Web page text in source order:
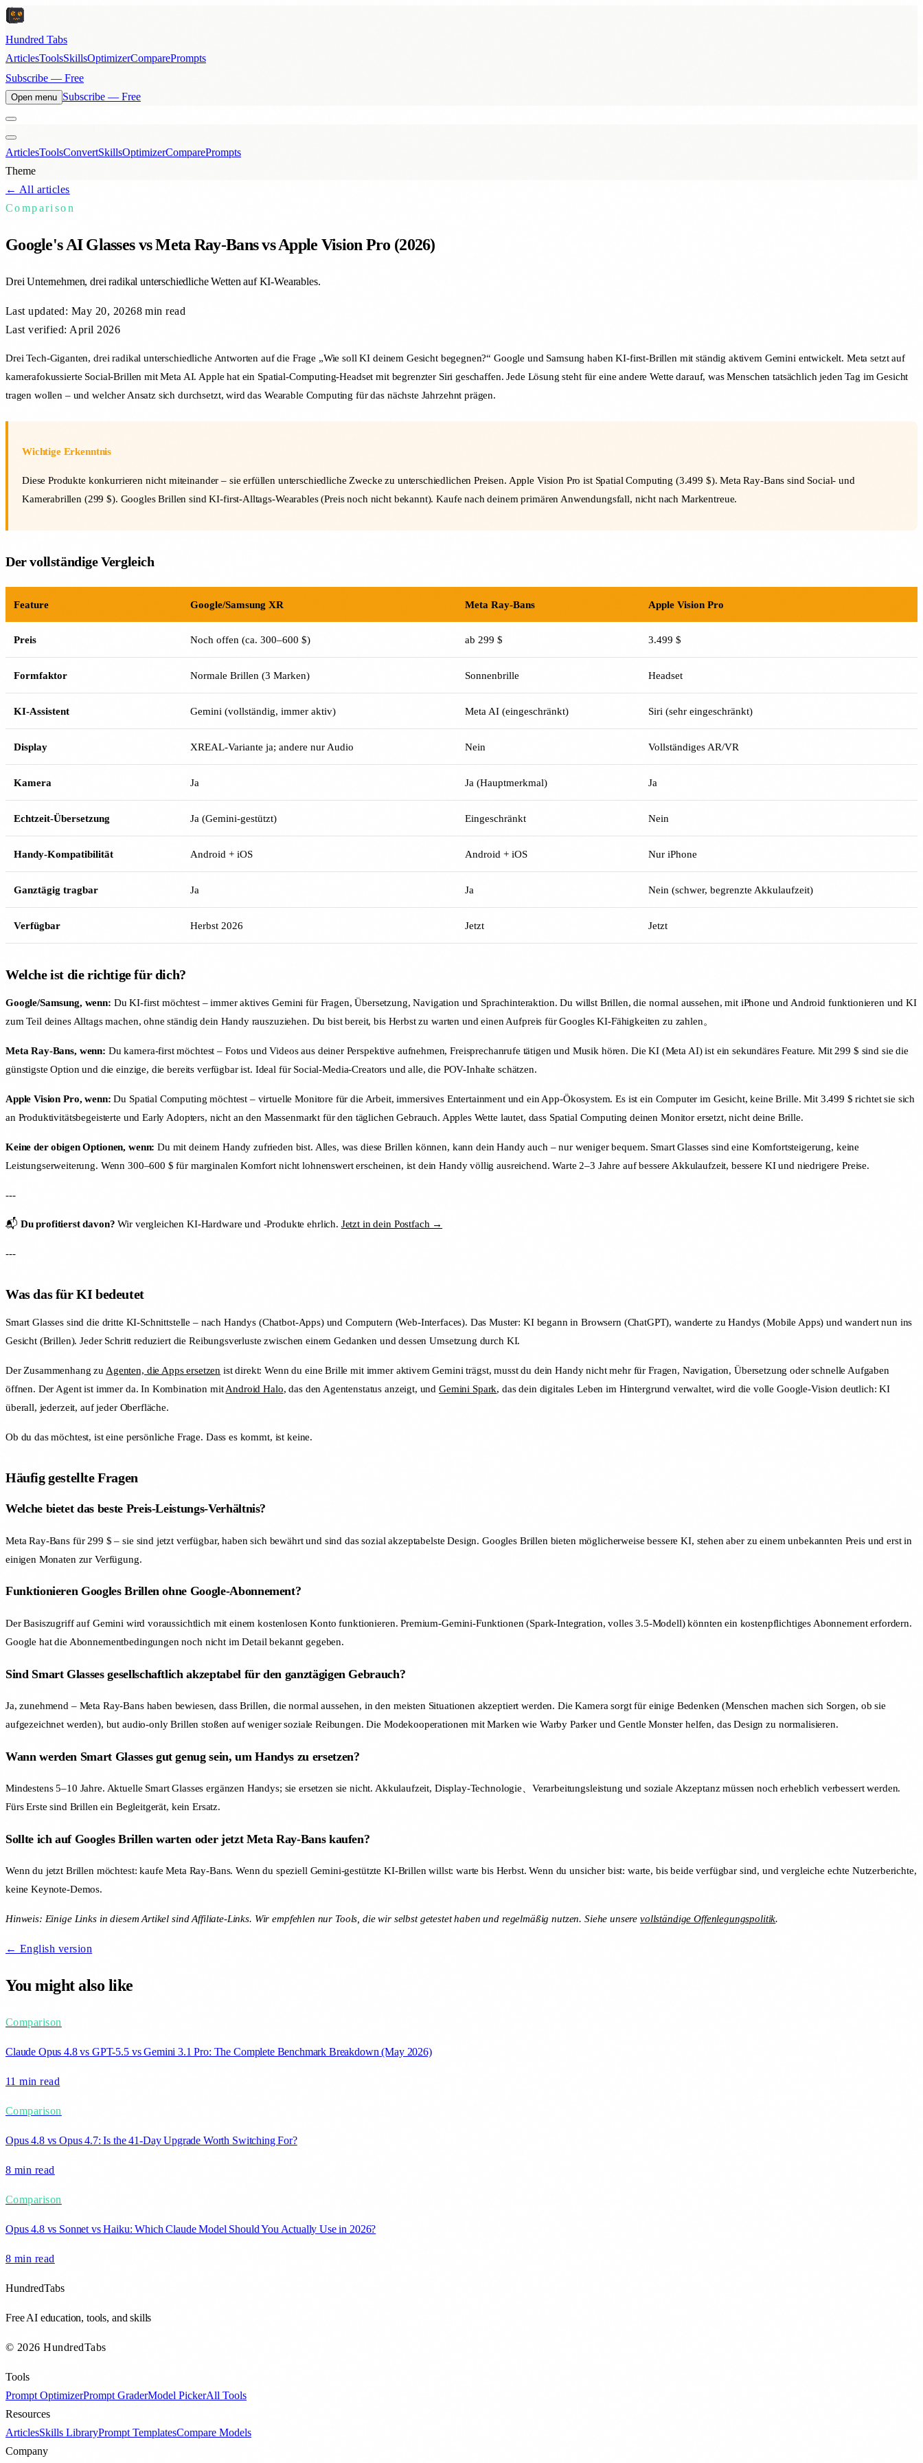
Hundred Tabs
ArticlesToolsSkillsOptimizerComparePrompts
Subscribe — Free
Open menu Subscribe — Free
ArticlesToolsConvertSkillsOptimizerComparePrompts
Theme
← All articles
Comparison
Google's AI Glasses vs Meta Ray-Bans vs Apple Vision Pro (2026)
Drei Unternehmen, drei radikal unterschiedliche Wetten auf KI-Wearables.
Last updated: May 20, 20268 min read
Last verified: April 2026
Drei Tech-Giganten, drei radikal unterschiedliche Antworten auf die Frage „Wie soll KI deinem Gesicht begegnen?“ Google und Samsung haben KI-first-Brillen mit ständig aktivem Gemini entwickelt. Meta setzt auf
kamerafokussierte Social-Brillen mit Meta AI. Apple hat ein Spatial-Computing-Headset mit begrenzter Siri geschaffen. Jede Lösung steht für eine andere Wette darauf, was Menschen tatsächlich jeden Tag im Gesicht
tragen wollen – und welcher Ansatz sich durchsetzt, wird das Wearable Computing für das nächste Jahrzehnt prägen.
Wichtige Erkenntnis
Diese Produkte konkurrieren nicht miteinander – sie erfüllen unterschiedliche Zwecke zu unterschiedlichen Preisen. Apple Vision Pro ist Spatial Computing (3.499 $). Meta Ray-Bans sind Social- und
Kamerabrillen (299 $). Googles Brillen sind KI-first-Alltags-Wearables (Preis noch nicht bekannt). Kaufe nach deinem primären Anwendungsfall, nicht nach Markentreue.
Der vollständige Vergleich
Feature Google/Samsung XR Meta Ray-Bans Apple Vision Pro
Preis Noch offen (ca. 300–600 $) ab 299 $ 3.499 $
Formfaktor Normale Brillen (3 Marken) Sonnenbrille Headset
KI-Assistent Gemini (vollständig, immer aktiv) Meta AI (eingeschränkt) Siri (sehr eingeschränkt)
Display XREAL-Variante ja; andere nur Audio Nein Vollständiges AR/VR
Kamera Ja Ja (Hauptmerkmal) Ja
Echtzeit-Übersetzung Ja (Gemini-gestützt) Eingeschränkt Nein
Handy-Kompatibilität Android + iOS Android + iOS Nur iPhone
Ganztägig tragbar Ja Ja Nein (schwer, begrenzte Akkulaufzeit)
Verfügbar Herbst 2026 Jetzt Jetzt
Welche ist die richtige für dich?
Google/Samsung, wenn: Du KI-first möchtest – immer aktives Gemini für Fragen, Übersetzung, Navigation und Sprachinteraktion. Du willst Brillen, die normal aussehen, mit iPhone und Android funktionieren und KI
zum Teil deines Alltags machen, ohne ständig dein Handy rauszuziehen. Du bist bereit, bis Herbst zu warten und einen Aufpreis für Googles KI-Fähigkeiten zu zahlen。
Meta Ray-Bans, wenn: Du kamera-first möchtest – Fotos und Videos aus deiner Perspektive aufnehmen, Freisprechanrufe tätigen und Musik hören. Die KI (Meta AI) ist ein sekundäres Feature. Mit 299 $ sind sie die
günstigste Option und die einzige, die bereits verfügbar ist. Ideal für Social-Media-Creators und alle, die POV-Inhalte schätzen.
Apple Vision Pro, wenn: Du Spatial Computing möchtest – virtuelle Monitore für die Arbeit, immersives Entertainment und ein App-Ökosystem. Es ist ein Computer im Gesicht, keine Brille. Mit 3.499 $ richtet sie sich
an Produktivitätsbegeisterte und Early Adopters, nicht an den Massenmarkt für den täglichen Gebrauch. Apples Wette lautet, dass Spatial Computing deinen Monitor ersetzt, nicht deine Brille.
Keine der obigen Optionen, wenn: Du mit deinem Handy zufrieden bist. Alles, was diese Brillen können, kann dein Handy auch – nur weniger bequem. Smart Glasses sind eine Komfortsteigerung, keine
Leistungserweiterung. Wenn 300–600 $ für marginalen Komfort nicht lohnenswert erscheinen, ist dein Handy völlig ausreichend. Warte 2–3 Jahre auf bessere Akkulaufzeit, bessere KI und niedrigere Preise.
---
📬 Du profitierst davon? Wir vergleichen KI-Hardware und -Produkte ehrlich. Jetzt in dein Postfach →
---
Was das für KI bedeutet
Smart Glasses sind die dritte KI-Schnittstelle – nach Handys (Chatbot-Apps) und Computern (Web-Interfaces). Das Muster: KI begann in Browsern (ChatGPT), wanderte zu Handys (Mobile Apps) und wandert nun ins
Gesicht (Brillen). Jeder Schritt reduziert die Reibungsverluste zwischen einem Gedanken und dessen Umsetzung durch KI.
Der Zusammenhang zu Agenten, die Apps ersetzen ist direkt: Wenn du eine Brille mit immer aktivem Gemini trägst, musst du dein Handy nicht mehr für Fragen, Navigation, Übersetzung oder schnelle Aufgaben
öffnen. Der Agent ist immer da. In Kombination mitAndroid Halo, das den Agentenstatus anzeigt, undGemini Spark, das dein digitales Leben im Hintergrund verwaltet, wird die volle Google-Vision deutlich: KI
überall, jederzeit, auf jeder Oberfläche.
Ob du das möchtest, ist eine persönliche Frage. Dass es kommt, ist keine.
Häufig gestellte Fragen
Welche bietet das beste Preis-Leistungs-Verhältnis?
Meta Ray-Bans für 299 $ – sie sind jetzt verfügbar, haben sich bewährt und sind das sozial akzeptabelste Design. Googles Brillen bieten möglicherweise bessere KI, stehen aber zu einem unbekannten Preis und erst in
einigen Monaten zur Verfügung.
Funktionieren Googles Brillen ohne Google-Abonnement?
Der Basiszugriff auf Gemini wird voraussichtlich mit einem kostenlosen Konto funktionieren. Premium-Gemini-Funktionen (Spark-Integration, volles 3.5-Modell) könnten ein kostenpflichtiges Abonnement erfordern.
Google hat die Abonnementbedingungen noch nicht im Detail bekannt gegeben.
Sind Smart Glasses gesellschaftlich akzeptabel für den ganztägigen Gebrauch?
Ja, zunehmend – Meta Ray-Bans haben bewiesen, dass Brillen, die normal aussehen, in den meisten Situationen akzeptiert werden. Die Kamera sorgt für einige Bedenken (Menschen machen sich Sorgen, ob sie
aufgezeichnet werden), but audio-only Brillen stoßen auf weniger soziale Reibungen. Die Modekooperationen mit Marken wie Warby Parker und Gentle Monster helfen, das Design zu normalisieren.
Wann werden Smart Glasses gut genug sein, um Handys zu ersetzen?
Mindestens 5–10 Jahre. Aktuelle Smart Glasses ergänzen Handys; sie ersetzen sie nicht. Akkulaufzeit, Display-Technologie、Verarbeitungsleistung und soziale Akzeptanz müssen noch erheblich verbessert werden.
Fürs Erste sind Brillen ein Begleitgerät, kein Ersatz.
Sollte ich auf Googles Brillen warten oder jetzt Meta Ray-Bans kaufen?
Wenn du jetzt Brillen möchtest: kaufe Meta Ray-Bans. Wenn du speziell Gemini-gestützte KI-Brillen willst: warte bis Herbst. Wenn du unsicher bist: warte, bis beide verfügbar sind, und vergleiche echte Nutzerberichte,
keine Keynote-Demos.
Hinweis: Einige Links in diesem Artikel sind Affiliate-Links. Wir empfehlen nur Tools, die wir selbst getestet haben und regelmäßig nutzen. Siehe unserevollständige Offenlegungspolitik.
← English version
You might also like
Comparison
Claude Opus 4.8 vs GPT-5.5 vs Gemini 3.1 Pro: The Complete Benchmark Breakdown (May 2026)
11 min read
Comparison
Opus 4.8 vs Opus 4.7: Is the 41-Day Upgrade Worth Switching For?
8 min read
Comparison
Opus 4.8 vs Sonnet vs Haiku: Which Claude Model Should You Actually Use in 2026?
8 min read
HundredTabs
Free AI education, tools, and skills
© 2026 HundredTabs
Tools
Prompt OptimizerPrompt GraderModel PickerAll Tools
Resources
ArticlesSkills LibraryPrompt TemplatesCompare Models
Company